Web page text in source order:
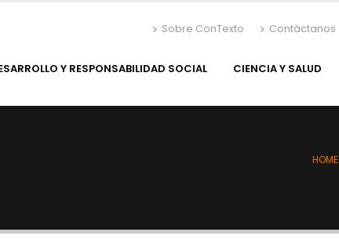
Sobre ConTexto Contáctanos
Y RESPONSABILIDAD SOCIAL CIENCIA Y SALUD
HOME